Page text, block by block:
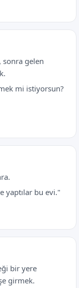
gelen
mi istiyorsun?
yaptılar bu evi."
bir yere
girmek.